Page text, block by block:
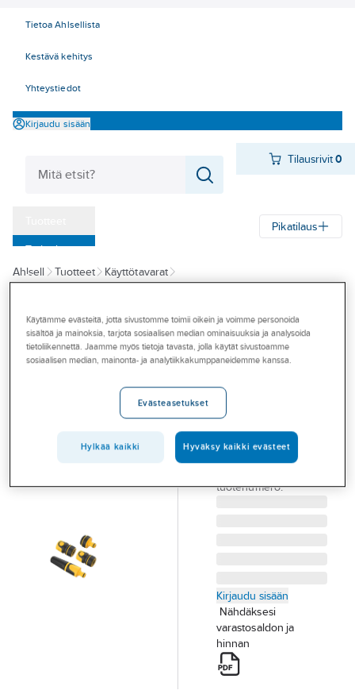
Tietoa Ahlsellista
Kestävä kehitys
Yhteystiedot
Kirjaudu sisään
Tilausrivit 0
‎Tarjoukset
Myymälät
Konseptit
Palvelut
Pikatilaus
Ahlsell Tuotteet
Käyttötavarat
IRONSIDE
Letkuliitinsarja
Ironside
LETKULIITINSARJA
2-KOMP. 1/2"
IRONSIDE 500191
Tuotenumero 500769
tuotenumero:
Kirjaudu sisään
Nähdäksesi
varastosaldon ja
hinnan
Käytämme evästeitä, jotta sivustomme toimii oikein ja voimme personoida
sisältöä ja mainoksia, tarjota sosiaalisen median ominaisuuksia ja analysoida
tietoliikennettä. Jaamme myös tietoja tavasta, jolla käytät sivustoamme
sosiaalisen median, mainonta- ja analytiikkakumppaneidemme kanssa.
Evästeasetukset
Hylkää kaikki Hyväksy kaikki evästeet